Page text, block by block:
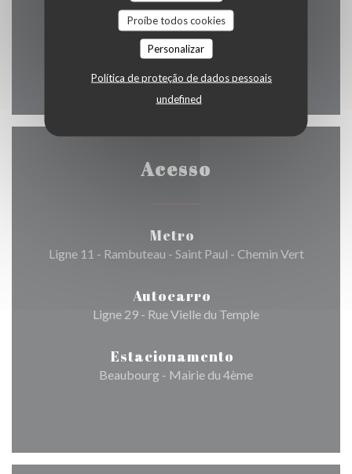
Proíbe todos cookies
Personalizar
Política de proteção de dados pessoais
undefined
Domingo
12:00 - 22:00
Acesso
Metro
Ligne 11 - Rambuteau - Saint Paul - Chemin Vert
Autocarro
Ligne 29 - Rue Vielle du Temple
Estacionamento
Beaubourg - Mairie du 4ème